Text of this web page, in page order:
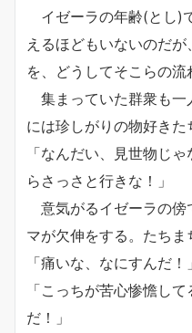
イゼーラの年齢(とし)
えるほどもいないのだ
を、どうしてそこらの流
集まっていた群衆も一
には珍しがりの物好きた
「なんだい、見世物じ
らさっさと行きな！」
意気がるイゼーラの傍
マが欠伸をする。たちま
「痛いな、なにすんだ！」
「こっちが苦心惨憺し
だ！」